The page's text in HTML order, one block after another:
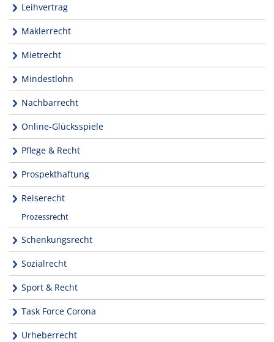
Leihvertrag
Maklerrecht
Mietrecht
Mindestlohn
Nachbarrecht
Online-Glücksspiele
Pflege & Recht
Prospekthaftung
Reiserecht
Prozessrecht
Schenkungsrecht
Sozialrecht
Sport & Recht
Task Force Corona
Urheberrecht